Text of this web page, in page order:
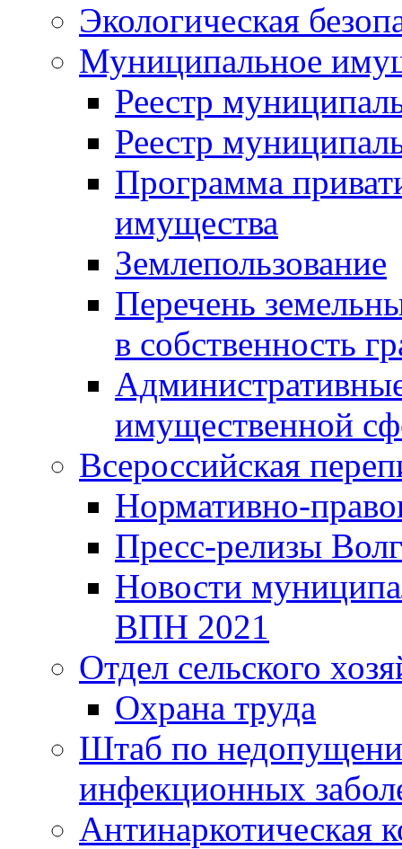
Экологическая
Муниципальное
Реестр
Реестр
Программа
имущества
Землепользование
Перечень
в собственность
имущественной
Всероссийская
Нормативно-
Пресс-релизы
Новости
ВПН 2021
Отдел сельского
Охрана труда
Штаб по
инфекционных
Антинаркотическая